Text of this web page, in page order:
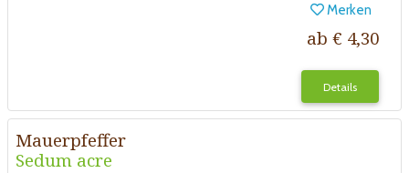
Merken
ab € 4,30
Details
Mauerpfeffer
Sedum acre